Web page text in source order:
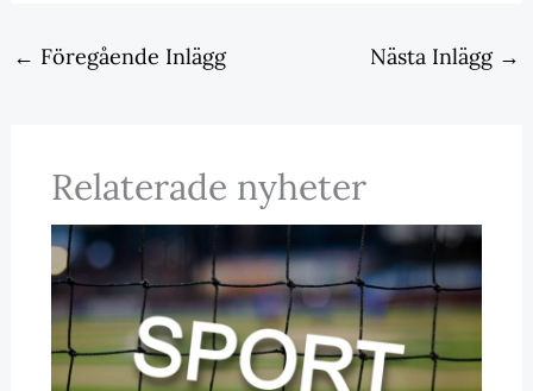
← Föregående Inlägg Nästa Inlägg →
Relaterade nyheter